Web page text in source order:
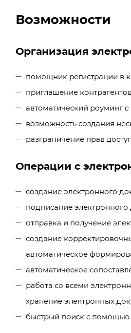
Возможности
Организация
помощник регистрации в
приглашение
автоматический роуминг с
возможность создания
разграничение прав
Операции с
создание электронного
подписание
отправка и получение
создание
автоматическое
автоматическое
работа со всеми
хранение электронных
быстрый поиск с помощью